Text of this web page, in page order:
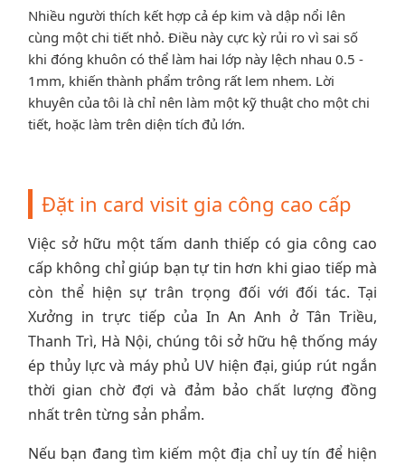
Nhiều người thích kết hợp cả ép kim và dập nổi lên
cùng một chi tiết nhỏ. Điều này cực kỳ rủi ro vì sai số
khi đóng khuôn có thể làm hai lớp này lệch nhau 0.5 -
1mm, khiến thành phẩm trông rất lem nhem. Lời
khuyên của tôi là chỉ nên làm một kỹ thuật cho một chi
tiết, hoặc làm trên diện tích đủ lớn.
Đặt in card visit gia công cao cấp
Việc sở hữu một tấm danh thiếp có gia công cao
cấp không chỉ giúp bạn tự tin hơn khi giao tiếp mà
còn thể hiện sự trân trọng đối với đối tác. Tại
Xưởng in trực tiếp của In An Anh ở Tân Triều,
Thanh Trì, Hà Nội, chúng tôi sở hữu hệ thống máy
ép thủy lực và máy phủ UV hiện đại, giúp rút ngắn
thời gian chờ đợi và đảm bảo chất lượng đồng
nhất trên từng sản phẩm.
Nếu bạn đang tìm kiếm một địa chỉ uy tín để hiện